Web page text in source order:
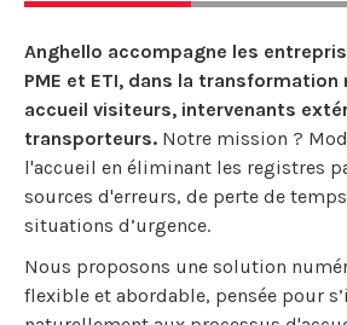
Anghello accompagne les
PME et ETI, dans la transformation
accueil visiteurs, intervenants
transporteurs. Notre mission ?
l'accueil en éliminant les registres
sources d'erreurs, de perte de
situations d’urgence.
Nous proposons une solution
flexible et abordable, pensée pour